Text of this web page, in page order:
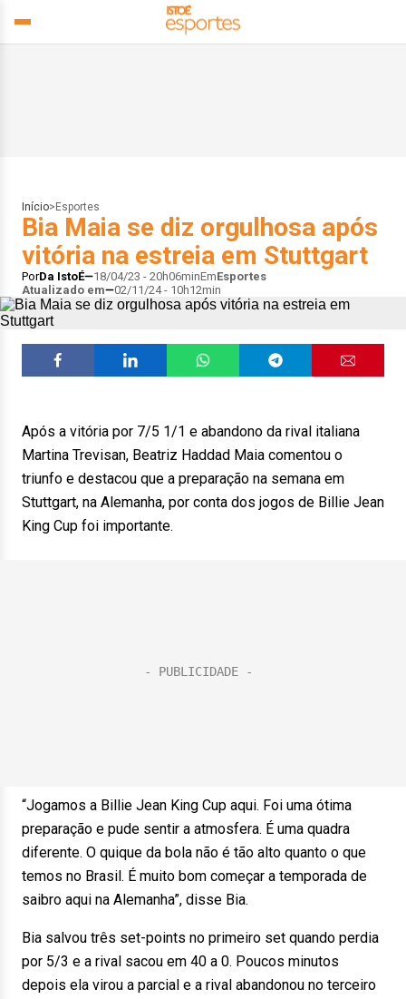
Início> Esportes
Bia Maia se diz orgulhosa após
vitória na estreia em Stuttgart
PorDa IstoÉ 18/04/23 - 20h06minEmEsportes
Atualizado em
02/11/24 - 10h12min
Após a vitória por 7/5 1/1 e abandono da rival italiana
Martina Trevisan, Beatriz Haddad Maia comentou o
triunfo e destacou que a preparação na semana em
Stuttgart, na Alemanha, por conta dos jogos de Billie Jean
King Cup foi importante.
“Jogamos a Billie Jean King Cup aqui. Foi uma ótima
preparação e pude sentir a atmosfera. É uma quadra
diferente. O quique da bola não é tão alto quanto o que
temos no Brasil. É muito bom começar a temporada de
saibro aqui na Alemanha”, disse Bia.
Bia salvou três set-points no primeiro set quando perdia
por 5/3 e a rival sacou em 40 a 0. Poucos minutos
depois ela virou a parcial e a rival abandonou no terceiro